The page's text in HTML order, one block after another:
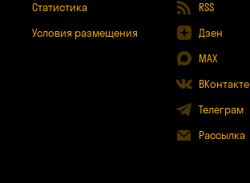
Статистика
Условия размещения
RSS
Дзен
MAX
ВКонтакте
Телеграм
Рассылка